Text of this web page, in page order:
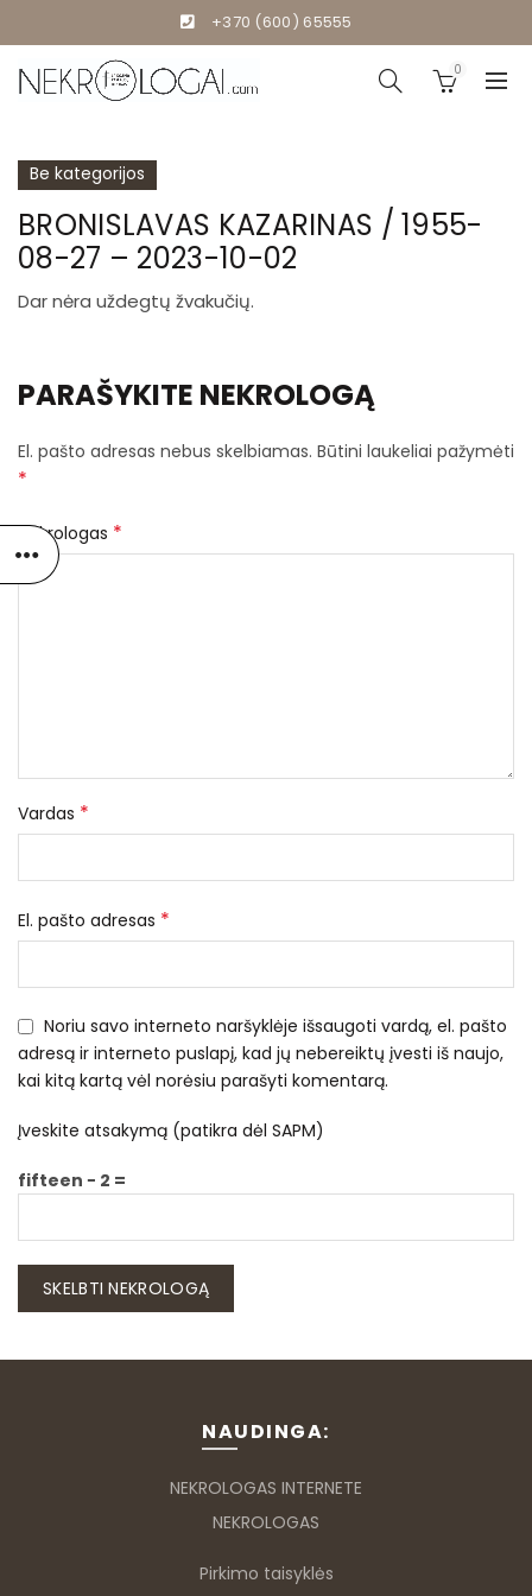
+370 (600) 65555
0
Be kategorijos
BRONISLAVAS KAZARINAS / 1955-
08-27 – 2023-10-02
Dar nėra uždegtų žvakučių.
PARAŠYKITE NEKROLOGĄ
El. pašto adresas nebus skelbiamas. Būtini laukeliai pažymėti
*
Nekrologas *
Vardas *
El. pašto adresas *
Noriu savo interneto naršyklėje išsaugoti vardą, el. pašto
adresą ir interneto puslapį, kad jų nebereiktų įvesti iš naujo,
kai kitą kartą vėl norėsiu parašyti komentarą.
Įveskite atsakymą (patikra dėl SAPM)
fifteen − 2 =
NAUDINGA:
NEKROLOGAS INTERNETE
NEKROLOGAS
Pirkimo taisyklės